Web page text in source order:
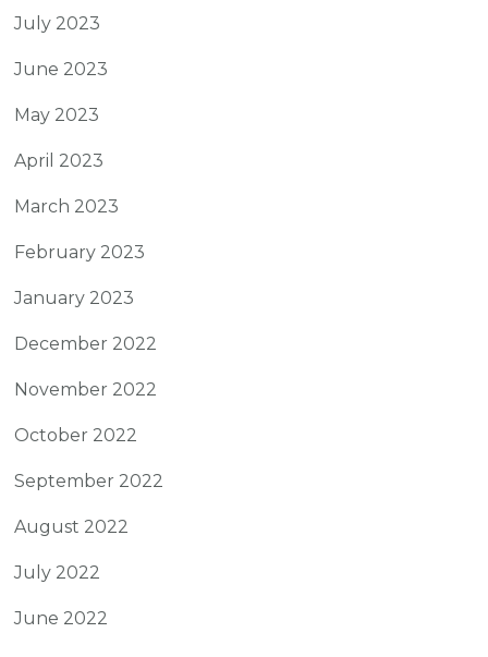
July 2023
June 2023
May 2023
April 2023
March 2023
February 2023
January 2023
December 2022
November 2022
October 2022
September 2022
August 2022
July 2022
June 2022